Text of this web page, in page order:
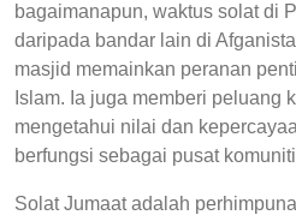
bagaimanapun, waktus solat di
daripada bandar lain di
masjid memainkan peranan
Islam. Ia juga memberi peluang
mengetahui nilai dan
berfungsi sebagai pusat
Solat Jumaat adalah